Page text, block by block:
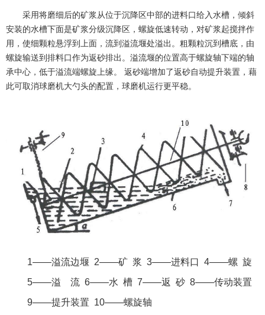
采用将磨细后的矿浆从位于沉降区中部的进料口给入水槽，倾斜
安装的水槽下面是矿浆分级沉降区，螺旋低速转动，对矿浆起搅拌作
用，使细颗粒悬浮到上面，流到溢流堰处溢出。粗颗粒沉到槽底，由
螺旋输送到排料口作为返砂排出。溢流堰的位置高于螺旋轴下端的轴
承中心，低于溢流端螺旋上缘。 返砂端增加了返砂自动提升装置，藉
此可取消球磨机大勺头的配置，球磨机运行更平稳。
1——溢流边堰 2——矿 浆 3——进料口 4——螺 旋
5——溢 流 6——水 槽 7——返 砂 8——传动装置
9——提升装置 10——螺旋轴